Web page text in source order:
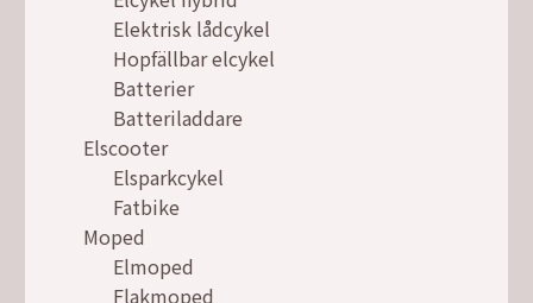
Elektrisk lådcykel
Hopfällbar elcykel
Batterier
Batteriladdare
Elscooter
Elsparkcykel
Fatbike
Moped
Elmoped
Flakmoped